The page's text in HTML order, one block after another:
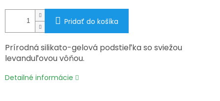
Pridať do košíka
Prírodná silikato-gelová podstieľka so sviežou
levanduľovou vôňou.
Detailné informácie